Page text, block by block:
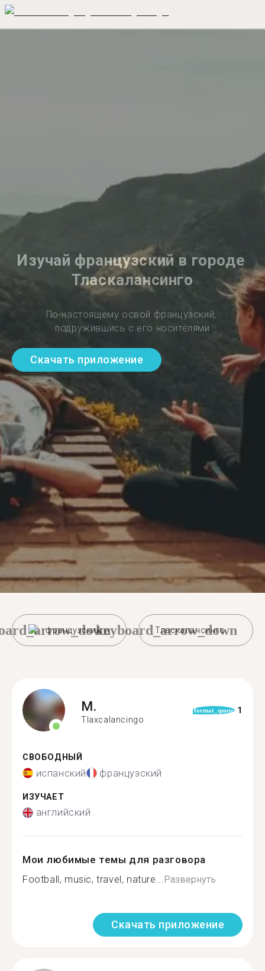
Изучай французский в городе
Тласкалансинго
По-настоящему освой французский,
подружившись с его носителями
Скачать приложение
французский Тласкалансинго
keyboard_arrow_down
M.
Tlaxcalancingo
format_quote 1
СВОБОДНЫЙ
испанский французский
ИЗУЧАЕТ
английский
Мои любимые темы для разговора
Football, music, travel, nature...Развернуть
Скачать приложение